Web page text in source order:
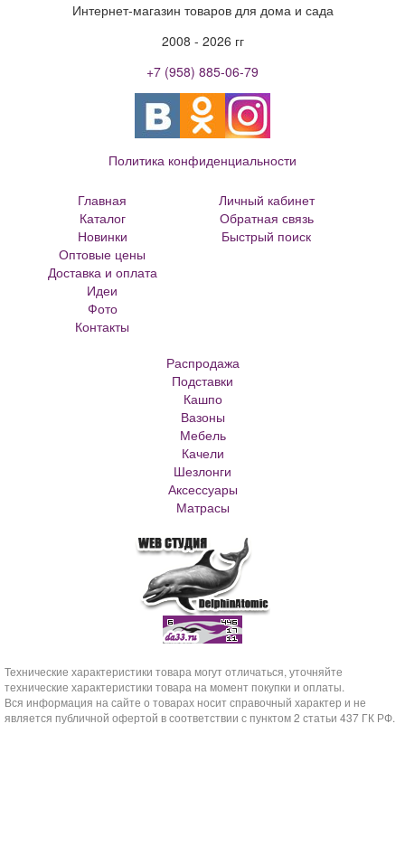
Интернет-магазин товаров для дома и сада
2008 - 2026 гг
+7 (958) 885-06-79
Политика конфиденциальности
Главная
Каталог
Новинки
Оптовые цены
Доставка и оплата
Идеи
Фото
Контакты
Личный кабинет
Обратная связь
Быстрый поиск
Кашпо из ротанга
Матрасы Аскона
Кашпо металлическое
Кашпо для елки
Кашпо с самоливом
Кашпо с автополивом
Распродажа
Подставки
Кашпо
Вазоны
Мебель
Качели
Шезлонги
Аксессуары
Матрасы
Технические характеристики товара могут отличаться, уточняйте
технические характеристики товара на момент покупки и оплаты.
Вся информация на сайте о товарах носит справочный характер и не
является публичной офертой в соответствии с пунктом 2 статьи 437 ГК РФ.